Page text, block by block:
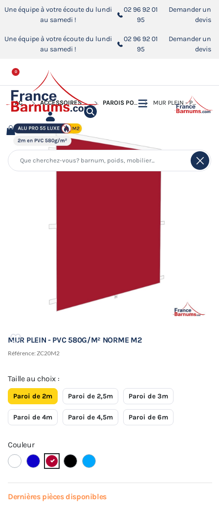
Une équipe à votre écoute du lundi
au samedi !
02 96 92 01
95
Demander un
devis
Une équipe à votre écoute du lundi
au samedi !
02 96 92 01
95
Demander un
devis
0
ACCUEIL ACCESSOIRES POUR BARNUMS PLIANTS PAROIS POUR BARNUM PLIANT MUR PLEIN - PVC 580G/M² NORME M2
MUR PLEIN - PVC 580G/M² NORME M2
Référence: ZC20M2
Taille au choix :
Paroi de 2m Paroi de 2,5m Paroi de 3m
Paroi de 4m Paroi de 4,5m Paroi de 6m
Couleur
Dernières pièces disponibles